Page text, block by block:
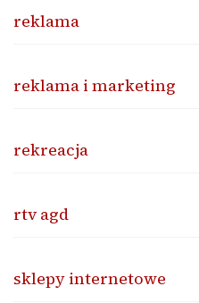
reklama
reklama i marketing
rekreacja
rtv agd
sklepy internetowe